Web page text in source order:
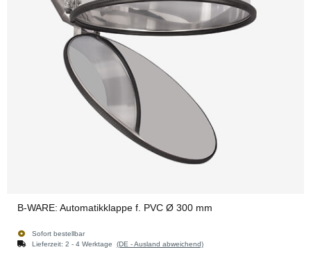
B-WARE: Automatikklappe f. PVC Ø 300 mm
Sofort bestellbar
Lieferzeit: 2 - 4 Werktage (DE - Ausland abweichend)